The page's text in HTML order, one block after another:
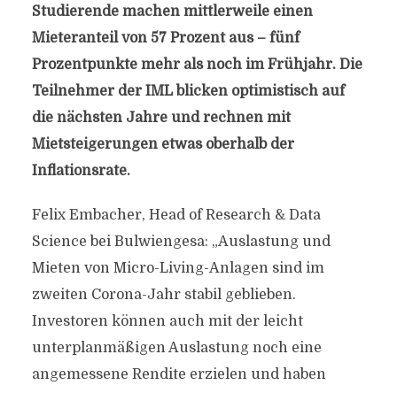
Studierende machen mittlerweile einen
Mieteranteil von 57 Prozent aus – fünf
Prozentpunkte mehr als noch im Frühjahr. Die
Teilnehmer der IML blicken optimistisch auf
die nächsten Jahre und rechnen mit
Mietsteigerungen etwas oberhalb der
Inflationsrate.
Felix Embacher, Head of Research & Data
Science bei Bulwiengesa: „Auslastung und
Mieten von Micro-Living-Anlagen sind im
zweiten Corona-Jahr stabil geblieben.
Investoren können auch mit der leicht
unterplanmäßigen Auslastung noch eine
angemessene Rendite erzielen und haben